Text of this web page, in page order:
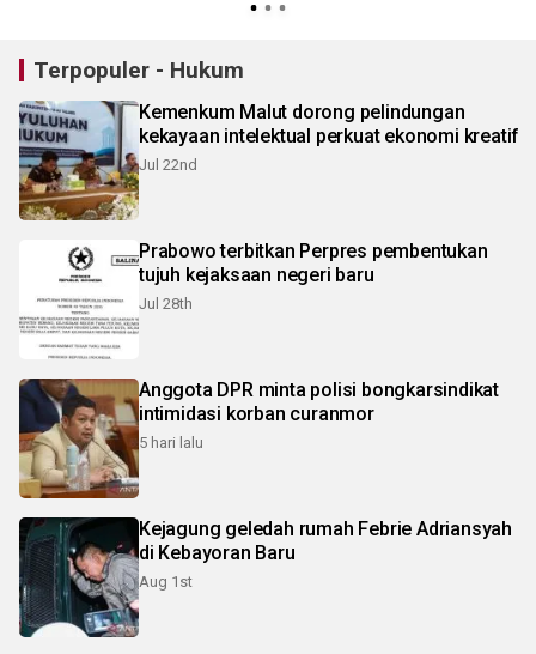
Terpopuler - Hukum
Kemenkum Malut dorong pelindungan
kekayaan intelektual perkuat ekonomi kreatif
Jul 22nd
Prabowo terbitkan Perpres pembentukan
tujuh kejaksaan negeri baru
Jul 28th
Anggota DPR minta polisi bongkarsindikat
intimidasi korban curanmor
5 hari lalu
Kejagung geledah rumah Febrie Adriansyah
di Kebayoran Baru
Aug 1st